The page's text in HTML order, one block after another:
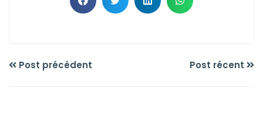
Post précédent Post récent